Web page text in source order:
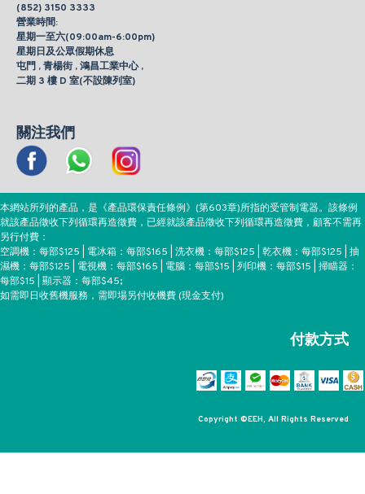
(852) 3150 3333
營業時間:
星期一至六(09:00am-6:00pm)
星期日及公眾假期休息
屯門 , 青楊街 , 鴻昌工業中心 ,
二期 3 樓 D 室(不設陳列室)
關注我們
本網站所列的產品，是《產品環保責任條例》(第603章)所指的受管制電器。該條例
就該產品徵收下列循環再造徵費，已經就該產品徵收下列循環再造徵費，顧客不需再
另行付費：
空調機：每部$125 | 電冰箱：每部$165 | 洗衣機：每部$125 | 乾衣機：每部$125 | 抽
濕機：每部$125 | 電視機：每部$165 | 電腦：每部$15 | 列印機：每部$15 | 掃瞄器：
每部$15 | 顯示器：每部$45;
如需即日收舊機服務，需即場另付收機費 (現金支付)
付款方式
Copyright ©EEH, All Rights Reserved